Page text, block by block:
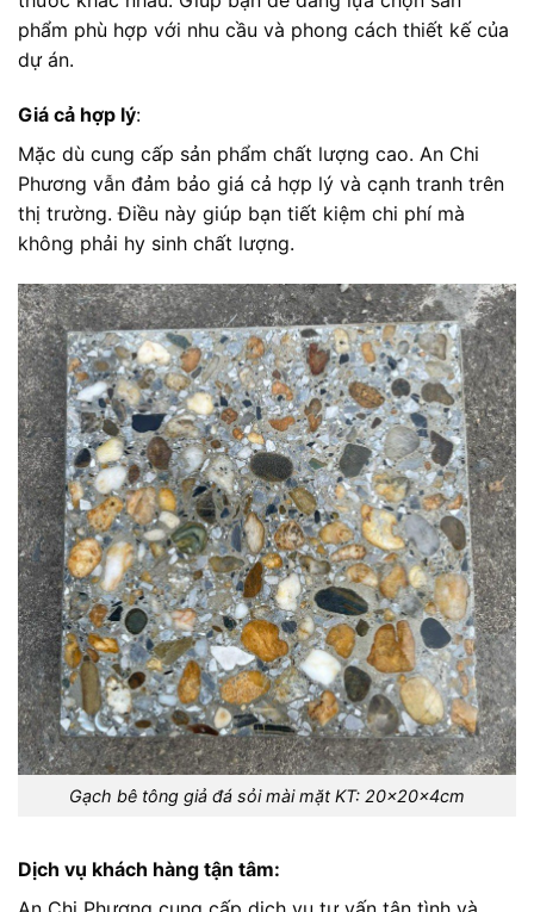
phẩm phù hợp với nhu cầu và phong cách thiết kế của
dự án.
Giá cả hợp lý:
Mặc dù cung cấp sản phẩm chất lượng cao. An Chi
Phương vẫn đảm bảo giá cả hợp lý và cạnh tranh trên
thị trường. Điều này giúp bạn tiết kiệm chi phí mà
không phải hy sinh chất lượng.
Gạch bê tông giả đá sỏi mài mặt KT: 20x20x4cm
Dịch vụ khách hàng tận tâm: